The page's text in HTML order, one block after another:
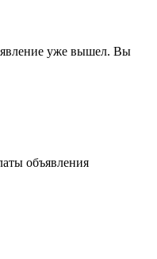
уже вышел. Вы
объявления